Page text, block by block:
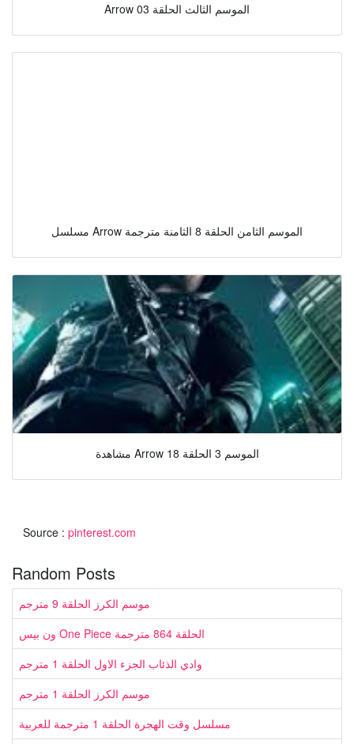
Arrow الموسم الثالث الحلقة 03
مسلسل Arrow الموسم الثامن الحلقة 8 الثامنة مترجمة
مشاهدة Arrow الموسم 3 الحلقة 18
Source : pinterest.com
Random Posts
موسم الكرز الحلقة 9 مترجم
ون بيس One Piece الحلقة 864 مترجمة
وادي الذئاب الجزء الاول الحلقة 1 مترجم
موسم الكرز الحلقة 1 مترجم
مسلسل وقت الهجرة الحلقة 1 مترجمة للعربية